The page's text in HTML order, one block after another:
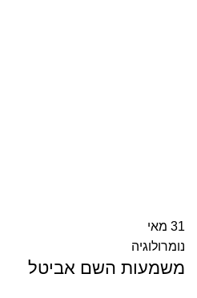
31 מאי
נומרולוגיה
משמעות השם אביטל